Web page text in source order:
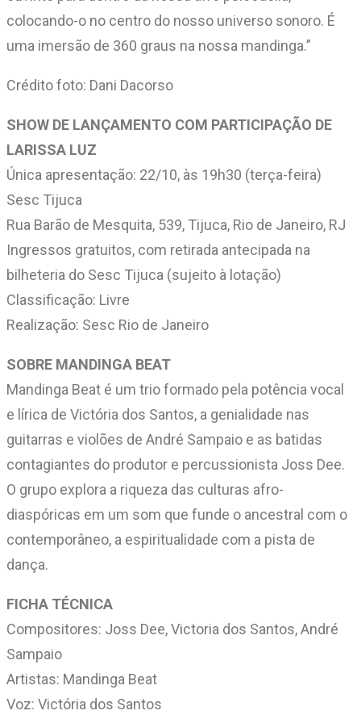
colocando-o no centro do nosso universo sonoro. É
uma imersão de 360 graus na nossa mandinga.”
Crédito foto: Dani Dacorso
SHOW DE LANÇAMENTO COM PARTICIPAÇÃO DE
LARISSA LUZ
Única apresentação: 22/10, às 19h30 (terça-feira)
Sesc Tijuca
Rua Barão de Mesquita, 539, Tijuca, Rio de Janeiro, RJ
Ingressos gratuitos, com retirada antecipada na
bilheteria do Sesc Tijuca (sujeito à lotação)
Classificação: Livre
Realização: Sesc Rio de Janeiro
SOBRE MANDINGA BEAT
Mandinga Beat é um trio formado pela potência vocal
e lírica de Victória dos Santos, a genialidade nas
guitarras e violões de André Sampaio e as batidas
contagiantes do produtor e percussionista Joss Dee.
O grupo explora a riqueza das culturas afro-
diaspóricas em um som que funde o ancestral com o
contemporâneo, a espiritualidade com a pista de
dança.
FICHA TÉCNICA
Compositores: Joss Dee, Victoria dos Santos, André
Sampaio
Artistas: Mandinga Beat
Voz: Victória dos Santos